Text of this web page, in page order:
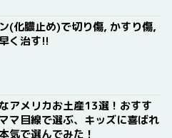
(化膿止め)で切り傷, かすり傷,
く治す!!
アメリカお土産13選！おすす
マ目線で選ぶ、キッズに喜ばれ
気で選んでみた！